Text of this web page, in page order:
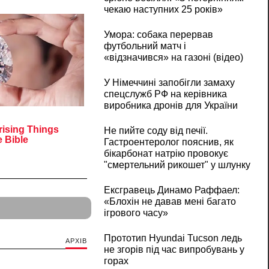
АРХІВ
чекаю наступних 25 років»
Умора: собака перервав
футбольний матч і
«відзначився» на газоні (відео)
У Німеччині запобігли замаху
спецслужб РФ на керівника
виробника дронів для України
Не пийте соду від печії.
Гастроентеролог пояснив, як
бікарбонат натрію провокує
"смертельний рикошет" у шлунку
Ексгравець Динамо Раффаел:
«Блохін не давав мені багато
ігрового часу»
Прототип Hyundai Tucson ледь
не згорів під час випробувань у
горах